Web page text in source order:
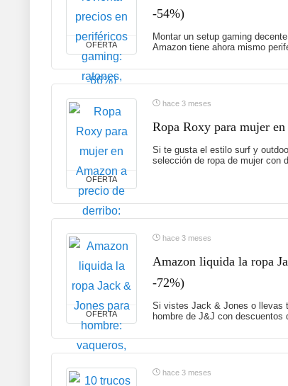
OFERTA
-54%)
Montar un setup gaming
Amazon tiene ahora mismo
OFERTA
hace 3 meses
Ropa Roxy para mujer
Si te gusta el estilo surf y
selección de ropa de mujer con
OFERTA
hace 3 meses
Amazon liquida la ropa
-72%)
Si vistes Jack & Jones o llevas
hombre de J&J con descuentos
hace 3 meses